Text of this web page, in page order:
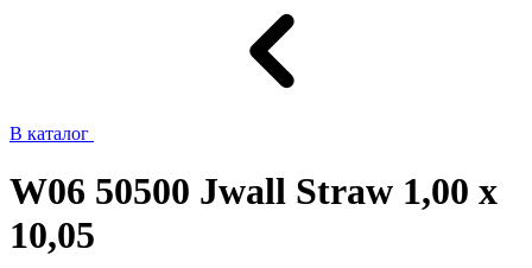
В каталог
W06 50500 Jwall Straw 1,00 х
10,05